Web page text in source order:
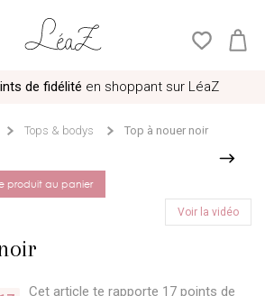
de fidélité en shoppant sur LéaZ
Tops & bodys Top à nouer noir
Voir la vidéo
Cet article te rapporte 17 points de
produit au panier